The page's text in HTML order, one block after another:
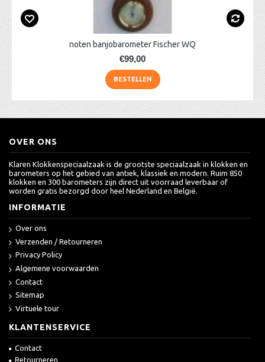
noten banjobarometer Fischer WQ
€99,00
BESTELLEN
OVER ONS
Klaren Klokkenspeciaalzaak is de grootste speciaalzaak in klokken en
barometers op het gebied van antiek, klassiek en modern. Ruim 850
klokken en 300 barometers zijn direct uit voorraad leverbaar of
worden gratis bezorgd door heel Nederland en België.
INFORMATIE
Over ons
Verzenden / Retourneren
Privacy Policy
Algemene voorwaarden
Contact
Sitemap
Virtuele tour
KLANTENSERVICE
Contact
Retourneren